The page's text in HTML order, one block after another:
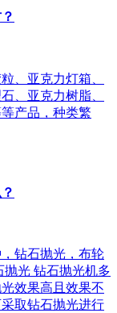
、亚克力灯箱、
、亚克力树脂、
产品，种类繁
钻石抛光，布轮
抛光 钻石抛光机多
效果高且效果不
取钻石抛光进行